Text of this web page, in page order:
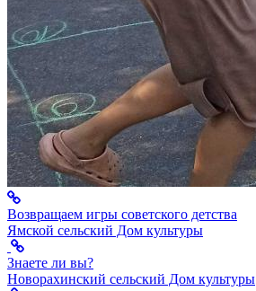
Возвращаем игры советского детства
Ямской сельский Дом культуры
Знаете ли вы?
Новорахинский сельский Дом культуры